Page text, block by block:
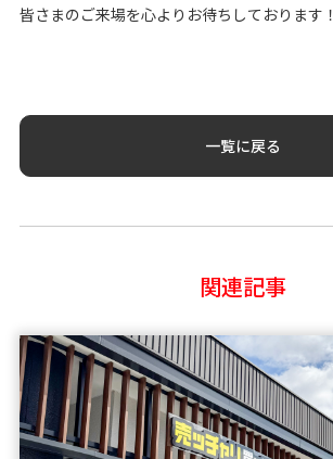
皆さまのご来場を心よりお待ちしております！
一覧に戻る
関連記事